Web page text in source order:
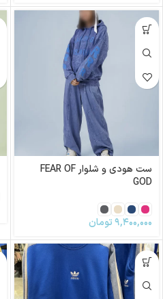
ست هودی و شلوار FEAR OF
GOD
۹,۴۰۰,۰۰۰تومان